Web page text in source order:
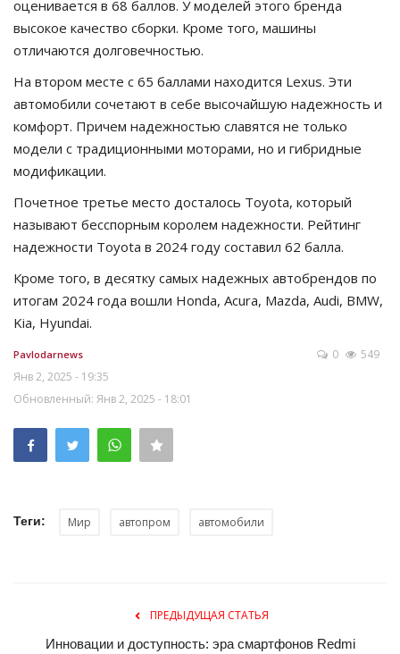
оценивается в 68 баллов. У моделей этого бренда
высокое качество сборки. Кроме того, машины
отличаются долговечностью.
На втором месте с 65 баллами находится Lexus. Эти
автомобили сочетают в себе высочайшую надежность и
комфорт. Причем надежностью славятся не только
модели с традиционными моторами, но и гибридные
модификации.
Почетное третье место досталось Toyota, который
называют бесспорным королем надежности. Рейтинг
надежности Toyota в 2024 году составил 62 балла.
Кроме того, в десятку самых надежных автобрендов по
итогам 2024 года вошли Honda, Acura, Mazda, Audi, BMW,
Kia, Hyundai.
Pavlodarnews
Янв 2, 2025 - 19:35
Обновленный: Янв 2, 2025 - 18:01
0 549
Теги: Мир автопром автомобили
ПРЕДЫДУЩАЯ СТАТЬЯ
Инновации и доступность: эра смартфонов Redmi